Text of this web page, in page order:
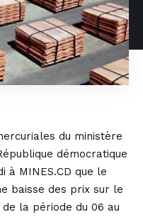
du ministère
démocratique
à MINES.CD que le
baisse des prix sur le
la période du 06 au